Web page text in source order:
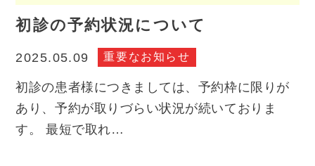
初診の予約状況について
2025.05.09 重要なお知らせ
初診の患者様につきましては、予約枠に限りが
あり、予約が取りづらい状況が続いておりま
す。 最短で取れ…